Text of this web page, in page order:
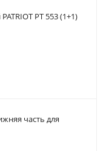
PT 553 (1+1)
часть для